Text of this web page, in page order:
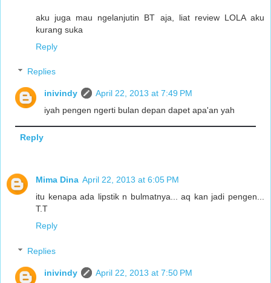
aku juga mau ngelanjutin BT aja, liat review LOLA aku
kurang suka
Reply
Replies
inivindy
April 22, 2013 at 7:49 PM
iyah pengen ngerti bulan depan dapet apa'an yah
Reply
Mima Dina April 22, 2013 at 6:05 PM
itu kenapa ada lipstik n bulmatnya... aq kan jadi pengen...
T.T
Reply
Replies
inivindy
April 22, 2013 at 7:50 PM